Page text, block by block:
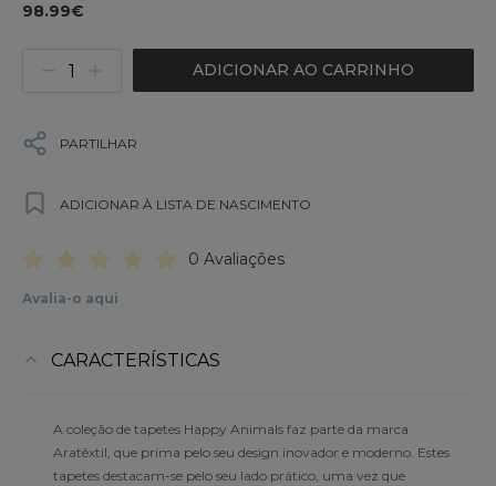
98.99€
ADICIONAR AO CARRINHO
PARTILHAR
ADICIONAR À LISTA DE NASCIMENTO
0 Avaliações
Avalia-o aqui
CARACTERÍSTICAS
A coleção de tapetes Happy Animals faz parte da marca
Aratêxtil, que prima pelo seu design inovador e moderno. Estes
tapetes destacam-se pelo seu lado prático, uma vez que